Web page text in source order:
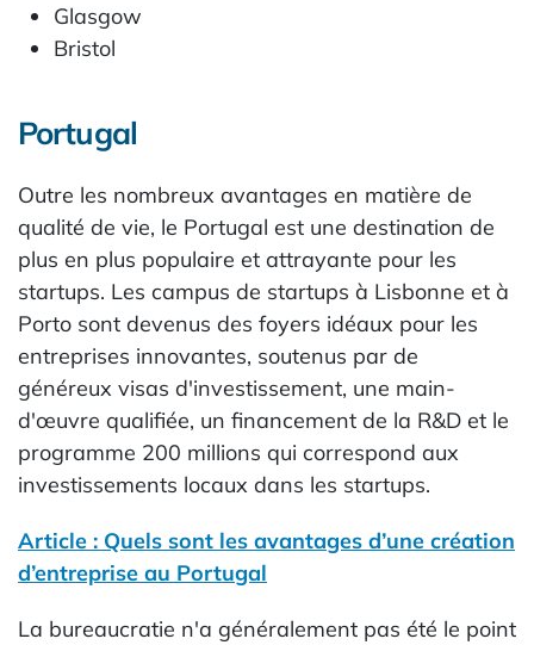
Glasgow
Bristol
Portugal
Outre les nombreux avantages en matière de
qualité de vie, le Portugal est une destination de
plus en plus populaire et attrayante pour les
startups. Les campus de startups à Lisbonne et à
Porto sont devenus des foyers idéaux pour les
entreprises innovantes, soutenus par de
généreux visas d'investissement, une main-
d'œuvre qualifiée, un financement de la R&D et le
programme 200 millions qui correspond aux
investissements locaux dans les startups.
Article : Quels sont les avantages d’une création
d’entreprise au Portugal
La bureaucratie n'a généralement pas été le point